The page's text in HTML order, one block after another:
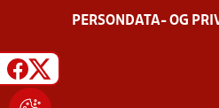
PERSONDATA- OG